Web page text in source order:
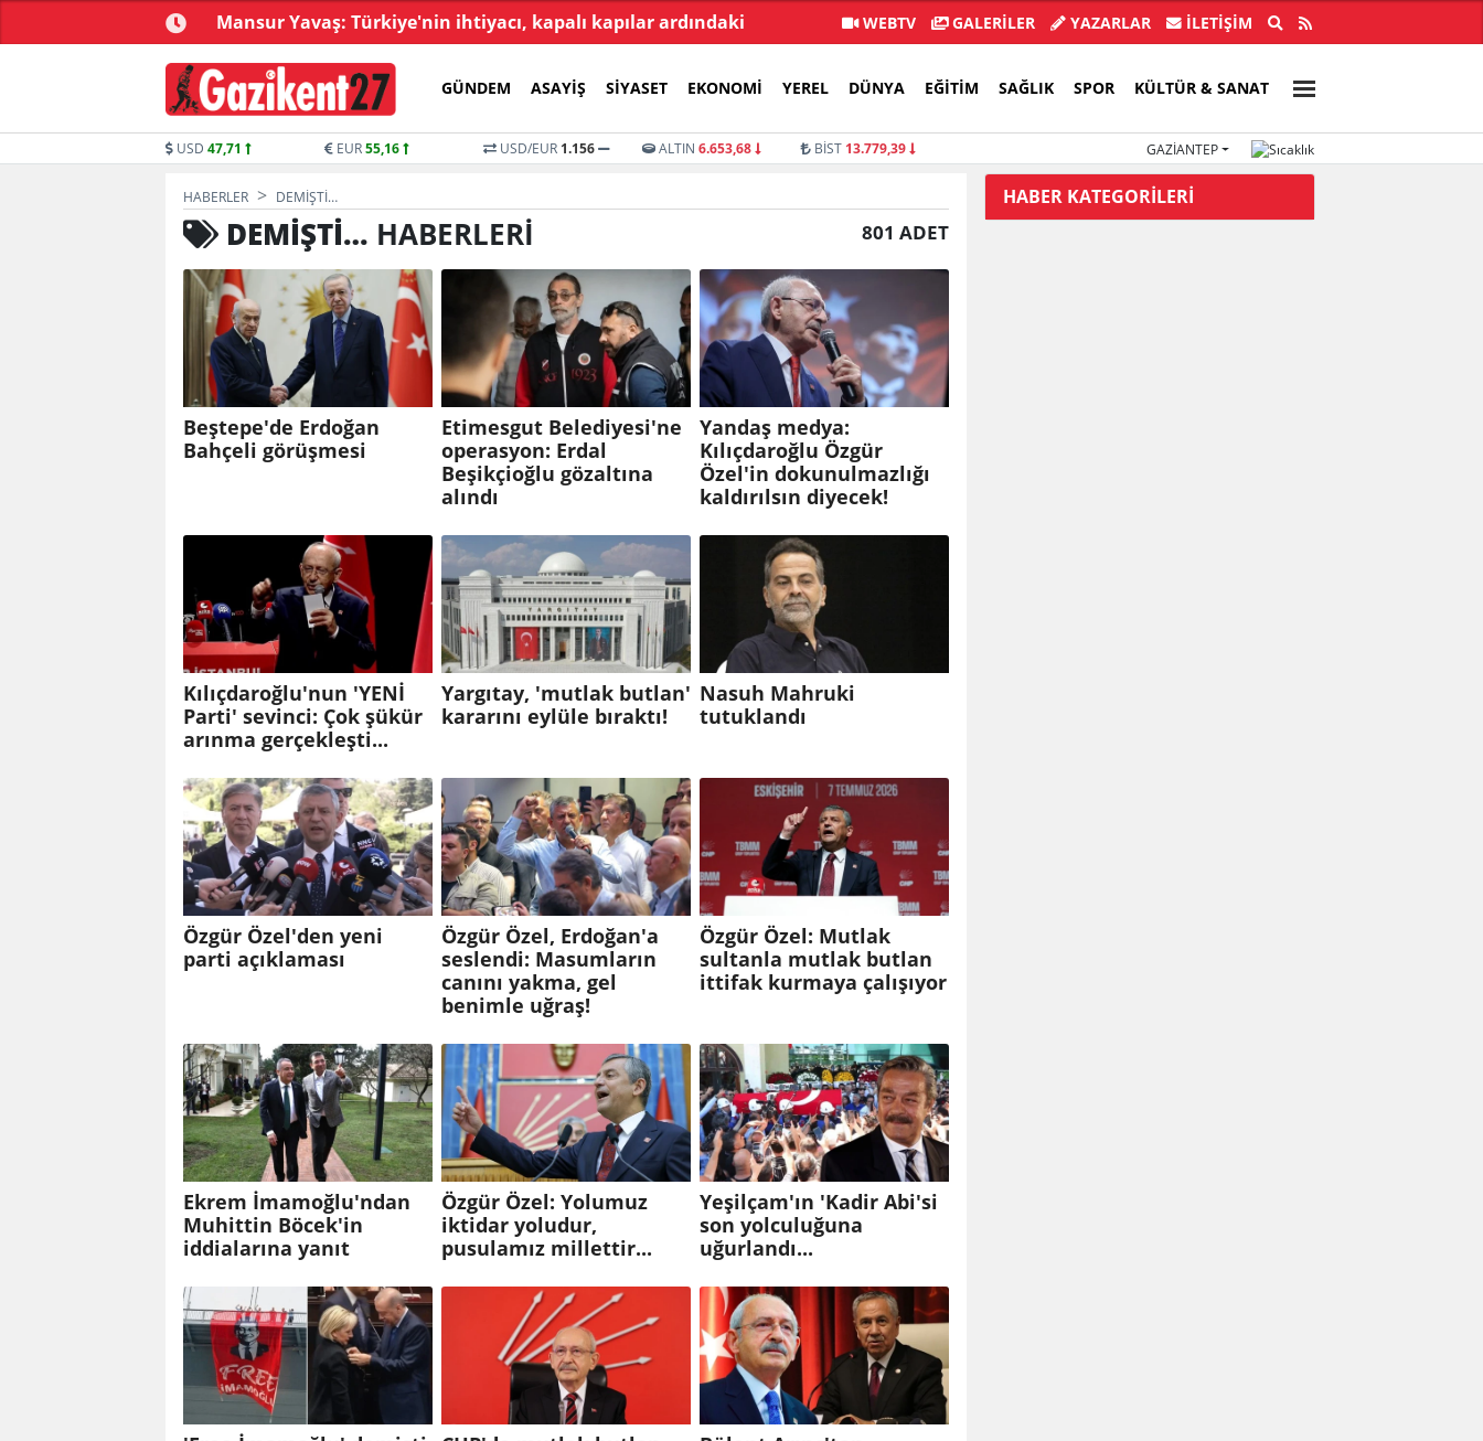
tereddütsüz katkı
vereceğiz!
Mansur Yavaş: Türkiye'nin ihtiyacı, kapalı kapılar ardındaki
mutabakatlar değil
Selahattin Demirtaş, Erdoğan ve Bahçeli'ye teşekkür etti
WEBTV GALERİLER YAZARLAR İLETIŞIM
GÜNDEM ASAYIŞ SIYASET EKONOMI YEREL DÜNYA EĞITIM SAĞLIK SPOR KÜLTÜR & SANAT
USD 47,71 EUR55,16 USD/EUR 1.156 ALTIN 6.653,68 BİST 13.779,39 GAZIANTEP
HABERLER DEMIŞTI…
DEMIŞTI… HABERLERI 801 ADET
Beştepe'de Erdoğan
Bahçeli görüşmesi
Etimesgut Belediyesi'ne
operasyon: Erdal
Beşikçioğlu gözaltına
alındı
Yandaş medya:
Kılıçdaroğlu Özgür
Özel'in dokunulmazlığı
kaldırılsın diyecek!
Kılıçdaroğlu'nun 'YENİ
Parti' sevinci: Çok şükür
arınma gerçekleşti...
Yargıtay, 'mutlak butlan'
kararını eylüle bıraktı!
Nasuh Mahruki
tutuklandı
Özgür Özel'den yeni
parti açıklaması
Özgür Özel, Erdoğan'a
seslendi: Masumların
canını yakma, gel
benimle uğraş!
Özgür Özel: Mutlak
sultanla mutlak butlan
ittifak kurmaya çalışıyor
Ekrem İmamoğlu'ndan
Muhittin Böcek'in
iddialarına yanıt
Özgür Özel: Yolumuz
iktidar yoludur,
pusulamız millettir...
Yeşilçam'ın 'Kadir Abi'si
son yolculuğuna
uğurlandı...
HABER KATEGORİLERİ